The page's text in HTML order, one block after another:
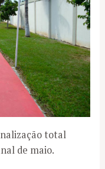
total
de maio.